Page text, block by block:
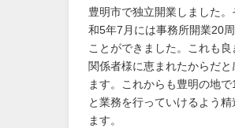
豊明市で独立開業しました。
和5年7月には事務所開業20
ことができました。これも良
関係者様に恵まれたからだと
ます。これからも豊明の地
と業務を行っていけるよう精
ます。